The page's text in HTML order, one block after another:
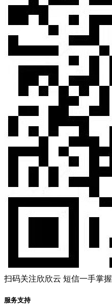
扫码关注欣欣云 短信一手掌握
服务支持